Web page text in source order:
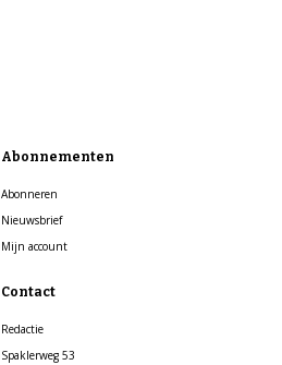
Abonnementen
Abonneren
Nieuwsbrief
Mijn account
Contact
Redactie
Spaklerweg 53